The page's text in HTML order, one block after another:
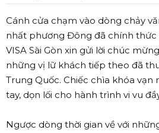
Cánh cửa chạm vào dòng chảy
nhất phương Đông đã chính thức
VISA Sài Gòn xin gửi lời chúc
những vị lữ khách tiếp theo đã
Trung Quốc. Chiếc chìa khóa vạn
tay, dọn lối cho hành trình vi vu
Ngược dòng thời gian về với